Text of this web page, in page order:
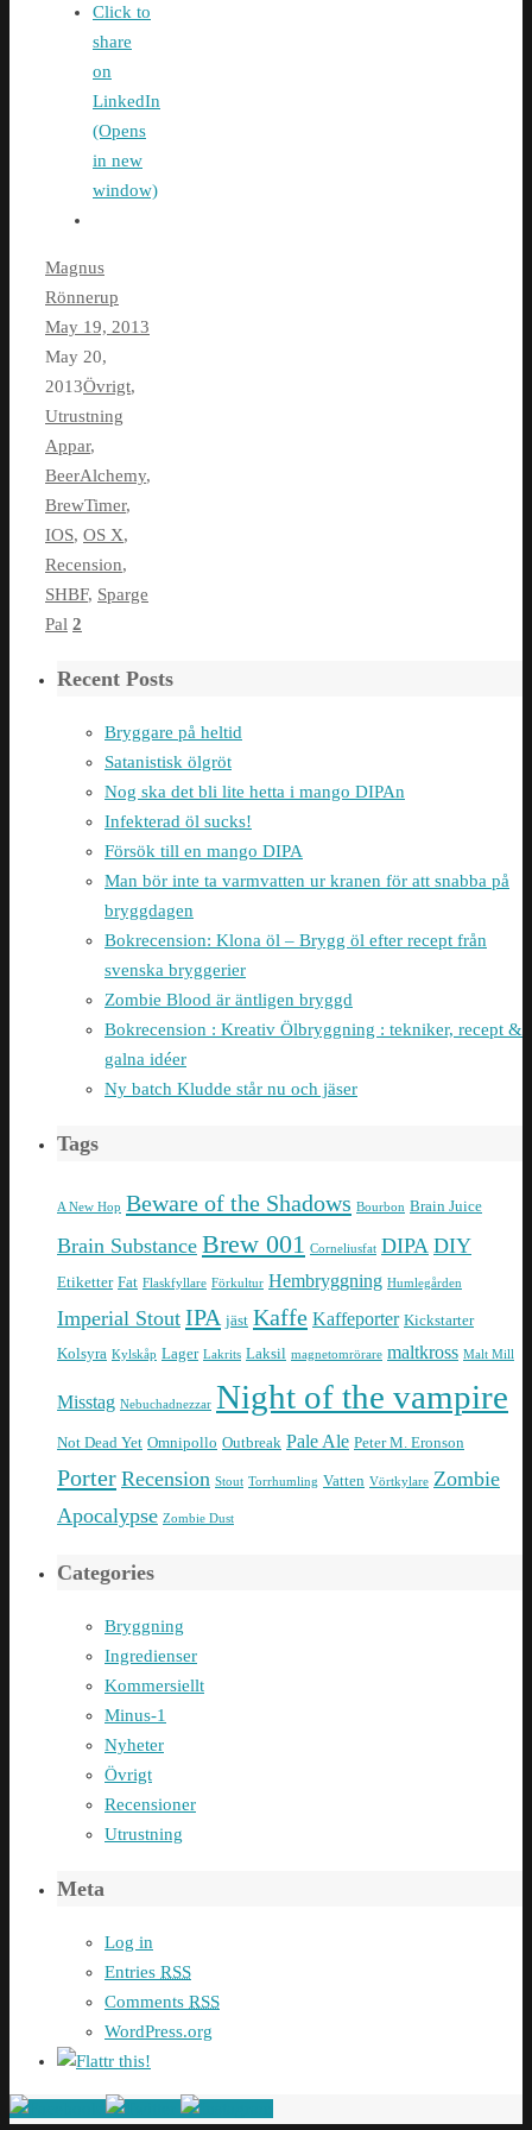
Click to
share
on
LinkedIn
(Opens
in new
window)
Magnus
Rönnerup
May 19, 2013
May 20,
2013Övrigt,
Utrustning
Appar,
BeerAlchemy,
BrewTimer,
IOS, OS X,
Recension,
SHBF, Sparge
Pal 2
Recent Posts
Bryggare på heltid
Satanistisk ölgröt
Nog ska det bli lite hetta i mango DIPAn
Infekterad öl sucks!
Försök till en mango DIPA
Man bör inte ta varmvatten ur kranen för att snabba på
bryggdagen
Bokrecension: Klona öl – Brygg öl efter recept från
svenska bryggerier
Zombie Blood är äntligen bryggd
Bokrecension : Kreativ Ölbryggning : tekniker, recept &
galna idéer
Ny batch Kludde står nu och jäser
Tags
A New Hop Beware of the Shadows Bourbon Brain Juice
Brain Substance Brew 001 Corneliusfat DIPA DIY
Etiketter Fat Flaskfyllare Förkultur Hembryggning Humlegården
Imperial Stout IPA jäst Kaffe Kaffeporter Kickstarter
Kolsyra Kylskåp Lager Lakrits Laksil magnetomrörare maltkross Malt Mill
Misstag Nebuchadnezzar Night of the vampire
Not Dead Yet Omnipollo Outbreak Pale Ale Peter M. Eronson
Porter Recension Stout Torrhumling Vatten Vörtkylare Zombie
Apocalypse Zombie Dust
Categories
Bryggning
Ingredienser
Kommersiellt
Minus-1
Nyheter
Övrigt
Recensioner
Utrustning
Meta
Log in
Entries RSS
Comments RSS
WordPress.org